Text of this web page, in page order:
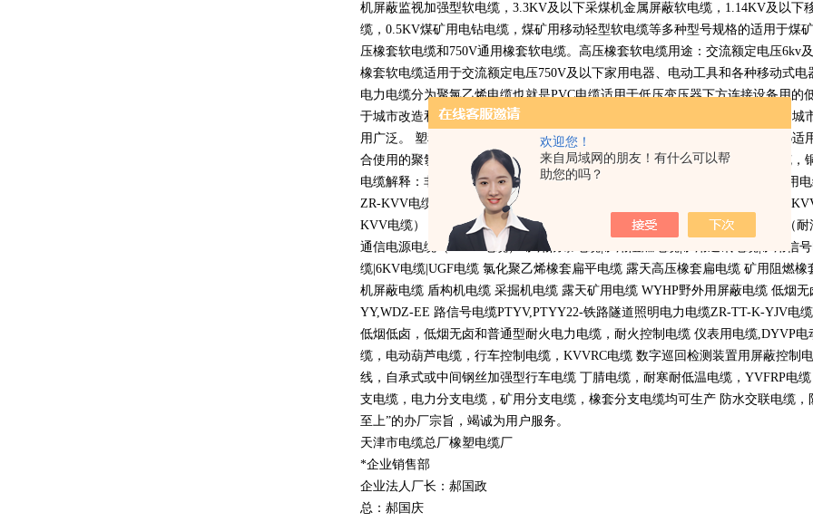
欢迎您！
来自局域网的朋友！有什么可以帮
助您的吗？
机屏蔽监视加强型软电缆， 3.3KV及以下采煤机金属屏蔽软电缆， 1.14KV及以下
缆， 0.5KV煤矿用电钻电缆，煤矿用移动轻型软电缆等多种型号规格的适用于煤
压橡套软电缆和 750V通用橡套软电缆。高压橡套软电缆用途：交流额定电压6kv
橡套软电缆适用于交流额定电压750V及以下家用电器、电动工具和各种移动式
电力电缆分为聚氯乙烯电缆也就是PVC电缆适用于低压变压器下方连接设备用的
于城市改造和建设中地下电力网络铺设用的连接介质，西部开发等电力缺乏和城
用广泛。 塑料控制电缆全称聚氯乙烯绝缘和护套控制电缆执行标准
GB9330-86适
合使用的聚氯乙烯绝缘和护套的电缆工作温度为70摄氏度它分为铜丝屏蔽电缆，
电缆解释：非标电缆，特种需要的电线电缆产品 非国标电缆（布标电缆） 船用电
ZR-KVV电缆， ZR-VV电缆） 耐火电缆（耐火控制电缆，耐火电力电缆， NH-
KVV电缆） VV-P等屏蔽电力电缆 钢丝加强型电缆（YC-J 电缆） 野外用电缆（耐
通信电源电缆（
电缆） 矿用防暴电缆 矿用信
缆 |6KV电缆 |UGF电缆 氯化聚乙烯橡套扁平电缆 露天高压橡套扁电缆 矿用阻燃橡
机屏蔽电缆 盾构机电缆 采掘机电缆 露天矿用电缆 WYHP野外用屏蔽电缆 低烟
YY,WDZ-EE 路信号电缆PTYV,PTYY22-铁路隧道照明电力电缆ZR-TT-K-YJV电
低烟低卤，低烟无卤和普通型耐火电力电缆，耐火控制电缆 仪表用电缆,DYVP电
缆，电动葫芦电缆，行车控制电缆， KVVRC电缆 数字巡回检测装置用屏蔽控制
线，自承式或中间钢丝加强型行车电缆 丁腈电缆，耐寒耐低温电缆， YVFRP电
支电缆，电力分支电缆，矿用分支电缆，橡套分支电缆均可生产 防水交联电缆，
至上”的办厂宗旨，竭诚为用户服务。
天津市电缆总厂橡塑电缆厂
*企业销售部
企业法人厂长：郝国政
总：郝国庆